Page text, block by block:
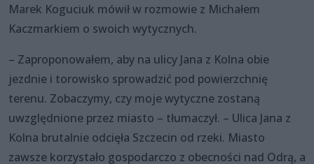
Marek Koguciuk mówił w rozmowie z Michałem
Kaczmarkiem o swoich wytycznych.
– Zaproponowałem, aby na ulicy Jana z Kolna obie
jezdnie i torowisko sprowadzić pod powierzchnię
terenu. Zobaczymy, czy moje wytyczne zostaną
uwzględnione przez miasto – tłumaczył. – Ulica Jana z
Kolna brutalnie odcięła Szczecin od rzeki. Miasto
zawsze korzystało gospodarczo z obecności nad Odrą, a